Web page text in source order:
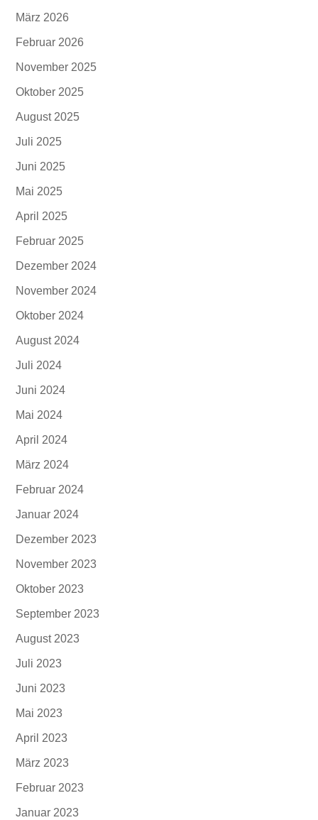
März 2026
Februar 2026
November 2025
Oktober 2025
August 2025
Juli 2025
Juni 2025
Mai 2025
April 2025
Februar 2025
Dezember 2024
November 2024
Oktober 2024
August 2024
Juli 2024
Juni 2024
Mai 2024
April 2024
März 2024
Februar 2024
Januar 2024
Dezember 2023
November 2023
Oktober 2023
September 2023
August 2023
Juli 2023
Juni 2023
Mai 2023
April 2023
März 2023
Februar 2023
Januar 2023